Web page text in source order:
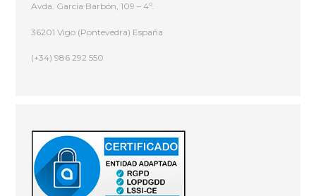
Avda. García Barbón, 109 – 4º.
36201 Vigo (Pontevedra) España
(+34) 986 292 550